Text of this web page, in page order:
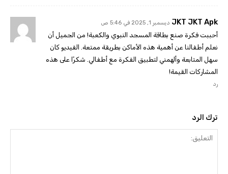
JKT JKT Apk ديسمبر 1, 2025 في 5:46 ص
أحببت فكرة صنع بطاقة المسجد النبوي والكعبة! من الجميل أن
نعلم أطفالنا عن أهمية هذه الأماكن بطريقة ممتعة. الفيديو كان
سهل المتابعة وألهمني لتطبيق الفكرة مع أطفالي. شكرًا على هذه
المشاركات القيمة!
رد
ترك الرد